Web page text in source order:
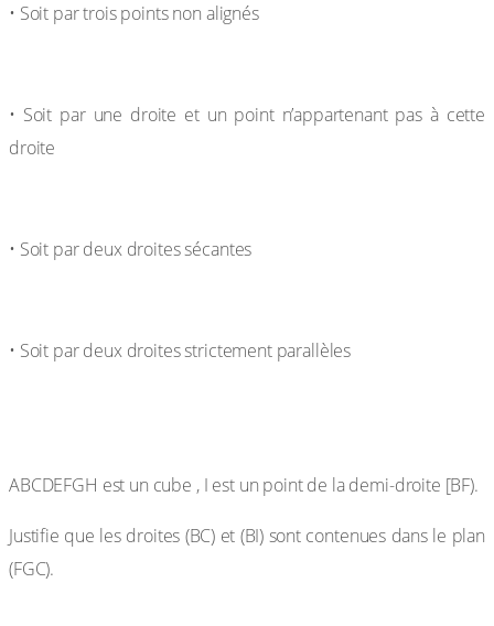
• Soit par trois points non alignés
• Soit par une droite et un point n’appartenant pas à cette
droite
• Soit par deux droites sécantes
• Soit par deux droites strictement parallèles
ABCDEFGH est un cube , I est un point de la demi-droite [BF).
Justifie que les droites (BC) et (BI) sont contenues dans le plan
(FGC).